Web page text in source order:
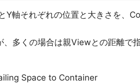
軸それぞれの位置と大きさを、
、多くの場合は親Viewとの距離で
Space to Container